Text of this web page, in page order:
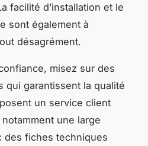
facilité d’installation et le
sont également à
désagrément.
misez sur des
qui garantissent la qualité
un service client
une large
des fiches techniques